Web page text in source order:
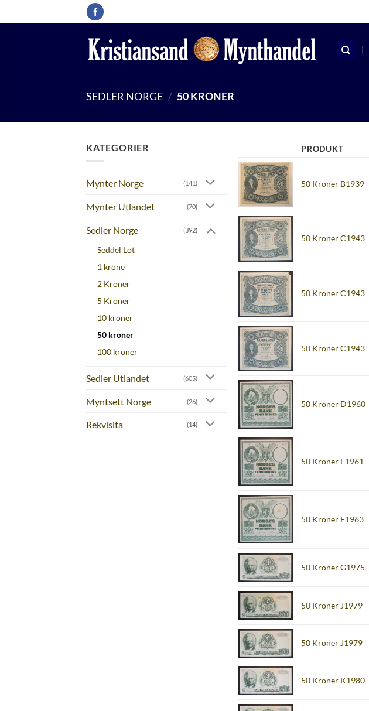
to
SEDLER NORGE / 50 KRONER
KATEGORIER
Mynter Norge (141)
Mynter Utlandet (70)
Sedler Norge (392)
Seddel Lot
1 krone
2 Kroner
5 Kroner
10 kroner
50 kroner
100 kroner
Sedler Utlandet (605)
Myntsett Norge (26)
Rekvisita (14)
PRODUKT
50 Kroner B1939
50 Kroner C1943
50 Kroner C1943
50 Kroner C1943
50 Kroner D1960
50 Kroner E1961
50 Kroner E1963
50 Kroner G1975
50 Kroner J1979
50 Kroner J1979
50 Kroner K1980